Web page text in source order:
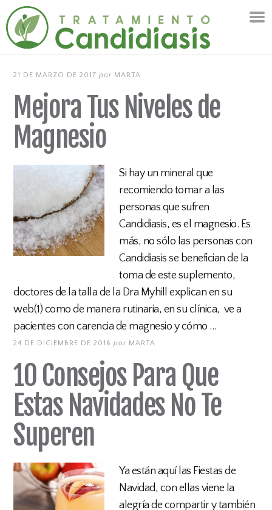
21 DE MARZO DE 2017 por MARTA
Mejora Tus Niveles de
Magnesio
Si hay un mineral que
recomiendo tomar a las
personas que sufren
Candidiasis, es el magnesio. Es
más, no sólo las personas con
Candidiasis se benefician de la
toma de este suplemento,
doctores de la talla de la Dra Myhill explican en su
web(1) como de manera rutinaria, en su clínica, ve a
pacientes con carencia de magnesio y cómo ...
24 DE DICIEMBRE DE 2016 por MARTA
10 Consejos Para Que
Estas Navidades No Te
Superen
Ya están aquí las Fiestas de
Navidad, con ellas viene la
alegría de compartir y también